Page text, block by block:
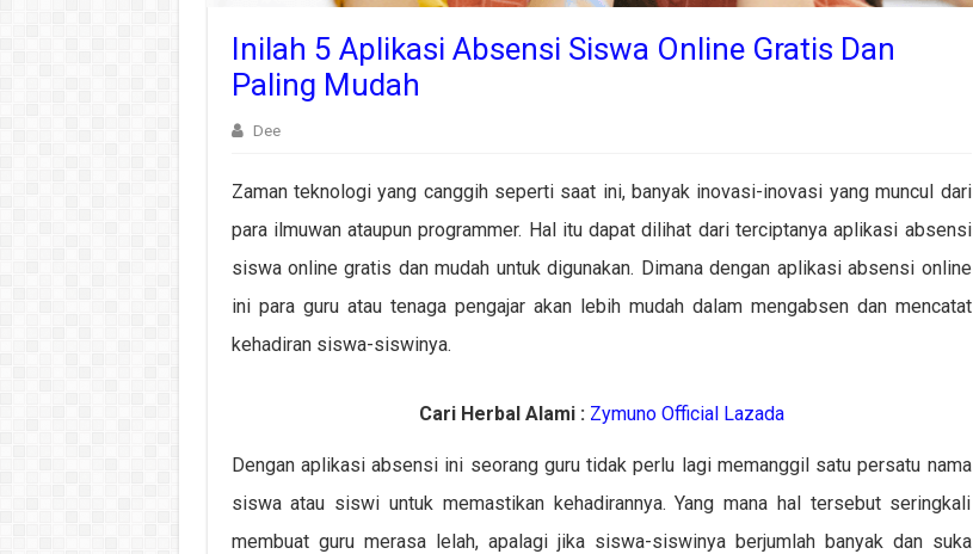
Inilah 5 Aplikasi Absensi Siswa Online Gratis Dan
Paling Mudah
Dee
Zaman teknologi yang canggih seperti saat ini, banyak inovasi-inovasi yang muncul dari
para ilmuwan ataupun programmer. Hal itu dapat dilihat dari terciptanya aplikasi absensi
siswa online gratis dan mudah untuk digunakan. Dimana dengan aplikasi absensi online
ini para guru atau tenaga pengajar akan lebih mudah dalam mengabsen dan mencatat
kehadiran siswa-siswinya.
Cari Herbal Alami : Zymuno Official Lazada
Dengan aplikasi absensi ini seorang guru tidak perlu lagi memanggil satu persatu nama
siswa atau siswi untuk memastikan kehadirannya. Yang mana hal tersebut seringkali
membuat guru merasa lelah, apalagi jika siswa-siswinya berjumlah banyak dan suka